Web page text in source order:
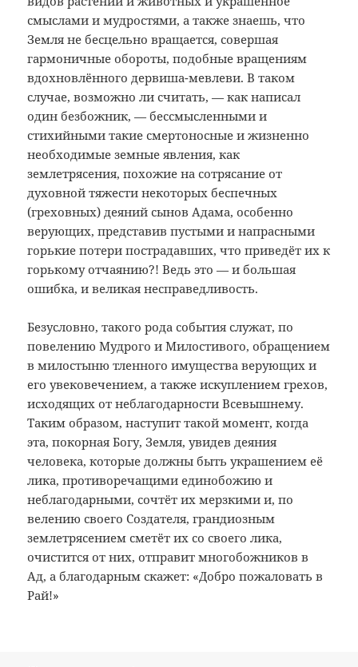
смыслами и мудростями, а также знаешь, что
Земля не бесцельно вращается, совершая
гармоничные обороты, подобные вращениям
вдохновлённого дервиша-мевлеви. В таком
случае, возможно ли считать, — как написал
один безбожник, — бессмысленными и
стихийными такие смертоносные и жизненно
необходимые земные явления, как
землетрясения, похожие на сотрясание от
духовной тяжести некоторых беспечных
(греховных) деяний сынов Адама, особенно
верующих, представив пустыми и напрасными
горькие потери пострадавших, что приведёт их к
горькому отчаянию?! Ведь это — и большая
ошибка, и великая несправедливость.
Безусловно, такого рода события служат, по
повелению Мудрого и Милостивого, обращением
в милостыню тленного имущества верующих и
его увековечением, а также искуплением грехов,
исходящих от неблагодарности Всевышнему.
Таким образом, наступит такой момент, когда
эта, покорная Богу, Земля, увидев деяния
человека, которые должны быть украшением её
лика, противоречащими единобожию и
неблагодарными, сочтёт их мерзкими и, по
велению своего Создателя, грандиозным
землетрясением сметёт их со своего лика,
очистится от них, отправит многобожников в
Ад, а благодарным скажет: «Добро пожаловать в
Рай!»